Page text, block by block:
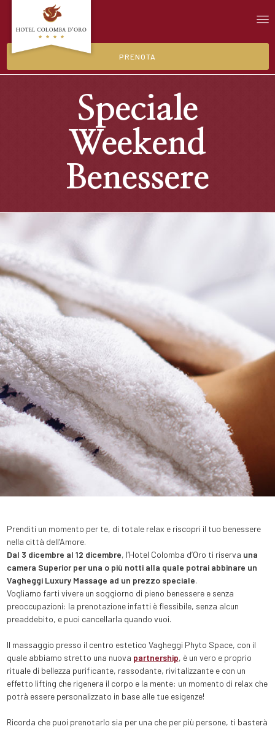
PRENOTA
Speciale
Weekend
Benessere
Prenditi un momento per te, di totale relax e riscopri il tuo benessere
nella città dell’Amore.
Dal 3 dicembre al 12 dicembre, l’Hotel Colomba d’Oro ti riserva una
camera Superior per una o più notti alla quale potrai abbinare un
Vagheggi Luxury Massage ad un prezzo speciale.
Vogliamo farti vivere un soggiorno di pieno benessere e senza
preoccupazioni: la prenotazione infatti è flessibile, senza alcun
preaddebito, e puoi cancellarla quando vuoi.
Il massaggio presso il centro estetico Vagheggi Phyto Space, con il
quale abbiamo stretto una nuova partnership, è un vero e proprio
rituale di bellezza purificante, rassodante, rivitalizzante e con un
effetto lifting che rigenera il corpo e la mente: un momento di relax che
potrà essere personalizzato in base alle tue esigenze!
Ricorda che puoi prenotarlo sia per una che per più persone, ti basterà